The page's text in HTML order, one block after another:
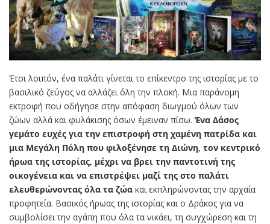
Έτσι λοιπόν, ένα παλάτι γίνεται το επίκεντρο της ιστορίας με το
βασιλικό ζεύγος να αλλάζει όλη την πλοκή. Μια παράνομη
εκτροφή που οδήγησε στην απόφαση διωγμού όλων των
ζώων αλλά και φυλάκισης όσων έμειναν πίσω. Ένα Δάσος
γεμάτο ευχές για την επιστροφή στη χαμένη πατρίδα και
μια Μεγάλη Πόλη που φιλοξένησε τη Διώνη, τον κεντρικό
ήρωα της ιστορίας, μέχρι να βρει την παντοτινή της
οικογένεια και να επιστρέψει μαζί της στο παλάτι
ελευθερώνοντας όλα τα ζώα και εκπληρώνοντας την αρχαία
προφητεία. Βασικός ήρωας της ιστορίας και ο Δράκος για να
συμβολίσει την αγάπη που όλα τα νικάει, τη συγχώρεση και τη